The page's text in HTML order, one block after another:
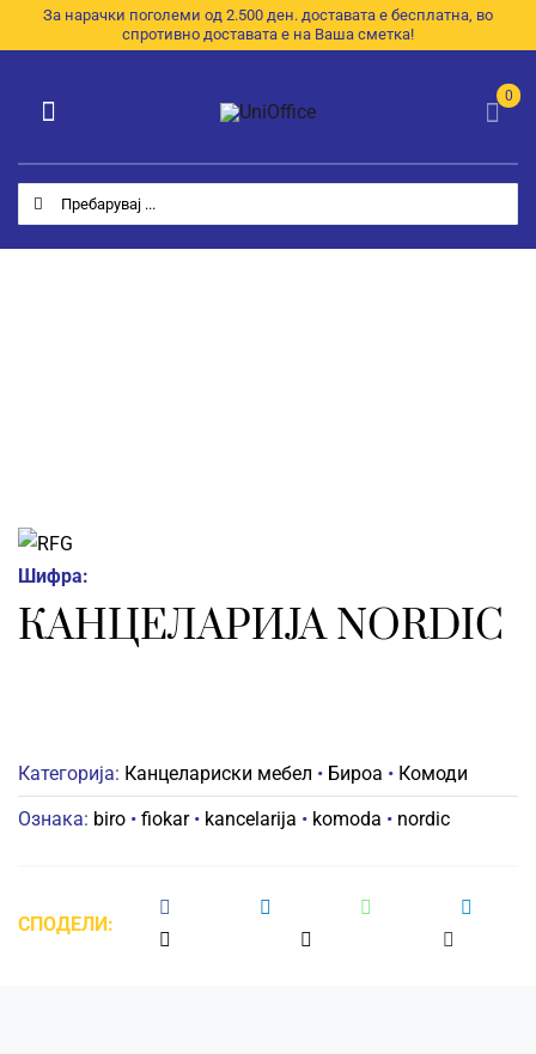
to
За нарачки поголеми од 2.500 ден. доставата е бесплатна, во
спротивно доставата е на Ваша сметка!
Search
for:
0
Toggle
Navigation
Категории
Почетна
Шифра:
КАНЦЕЛАРИЈА NORDIC
Категорија: Канцелариски мебел • Бироа • Комоди
Ознака: biro• fiokar• kancelarija • komoda • nordic
СПОДЕЛИ: